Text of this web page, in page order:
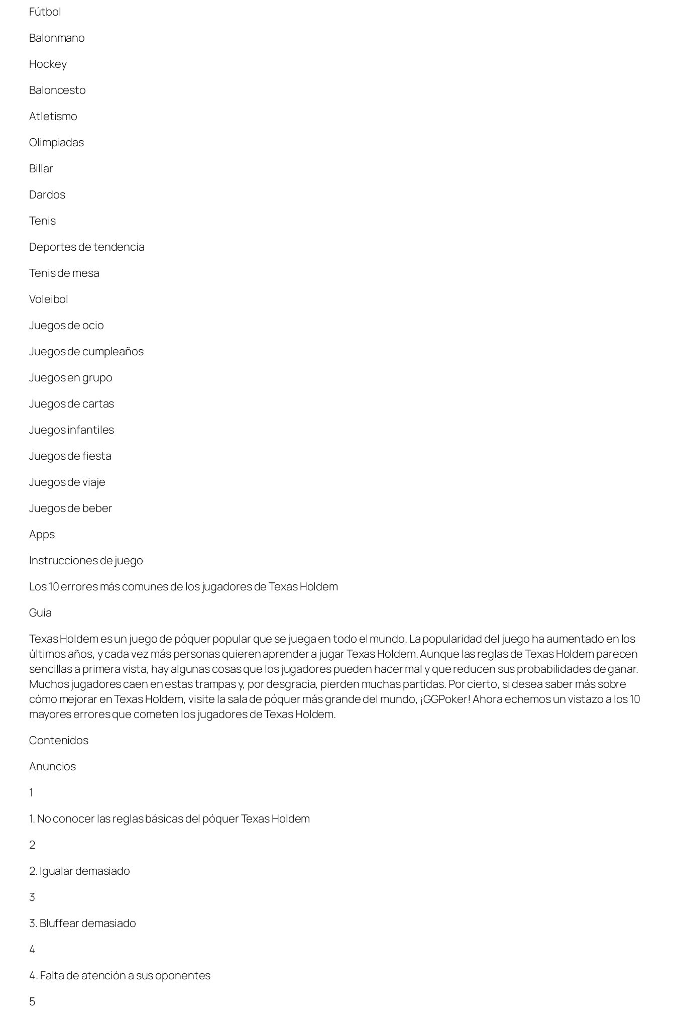
Fútbol
Balonmano
Hockey
Baloncesto
Atletismo
Olimpiadas
Billar
Dardos
Tenis
Deportes de tendencia
Tenis de mesa
Voleibol
Juegos de ocio
Juegos de cumpleaños
Juegos en grupo
Juegos de cartas
Juegos infantiles
Juegos de fiesta
Juegos de viaje
Juegos de beber
Apps
Instrucciones de juego
Los 10 errores más comunes de los jugadores de Texas Holdem
Guía
Texas Holdem es un juego de póquer popular que se juega en todo el mundo. La popularidad del juego ha aumentado en los
últimos años, y cada vez más personas quieren aprender a jugar Texas Holdem. Aunque las reglas de Texas Holdem parecen
sencillas a primera vista, hay algunas cosas que los jugadores pueden hacer mal y que reducen sus probabilidades de ganar.
Muchos jugadores caen en estas trampas y, por desgracia, pierden muchas partidas. Por cierto, si desea saber más sobre
cómo mejorar en Texas Holdem, visite la sala de póquer más grande del mundo, ¡GGPoker! Ahora echemos un vistazo a los 10
mayores errores que cometen los jugadores de Texas Holdem.
Contenidos
Anuncios
1
1. No conocer las reglas básicas del póquer Texas Holdem
2
2. Igualar demasiado
3
3. Bluffear demasiado
4
4. Falta de atención a sus oponentes
5